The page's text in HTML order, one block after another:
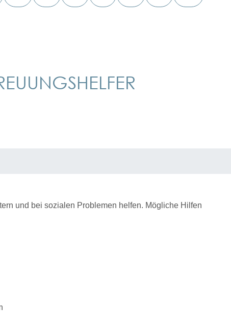
und bei sozialen Problemen helfen. Mögliche Hilfen